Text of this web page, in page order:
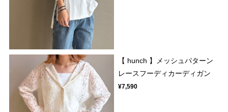
【 hunch 】メッシュパターン
レースフーディカーディガン
¥7,590